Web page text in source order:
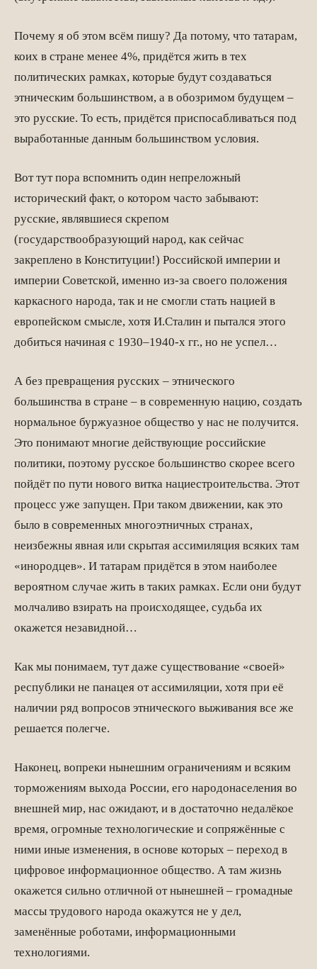
Почему я об этом всём пишу? Да потому, что татарам,
коих в стране менее 4%, придётся жить в тех
политических рамках, которые будут создаваться
этническим большинством, а в обозримом будущем –
это русские. То есть, придётся приспосабливаться под
выработанные данным большинством условия.
Вот тут пора вспомнить один непреложный
исторический факт, о котором часто забывают:
русские, являвшиеся скрепом
(государствообразующий народ, как сейчас
закреплено в Конституции!) Российской империи и
империи Советской, именно из-за своего положения
каркасного народа, так и не смогли стать нацией в
европейском смысле, хотя И.Сталин и пытался этого
добиться начиная с 1930–1940-х гг., но не успел…
А без превращения русских – этнического
большинства в стране – в современную нацию, создать
нормальное буржуазное общество у нас не получится.
Это понимают многие действующие российские
политики, поэтому русское большинство скорее всего
пойдёт по пути нового витка нациестроительства. Этот
процесс уже запущен. При таком движении, как это
было в современных многоэтничных странах,
неизбежны явная или скрытая ассимиляция всяких там
«инородцев». И татарам придётся в этом наиболее
вероятном случае жить в таких рамках. Если они будут
молчаливо взирать на происходящее, судьба их
окажется незавидной…
Как мы понимаем, тут даже существование «своей»
республики не панацея от ассимиляции, хотя при её
наличии ряд вопросов этнического выживания все же
решается полегче.
Наконец, вопреки нынешним ограничениям и всяким
торможениям выхода России, его народонаселения во
внешней мир, нас ожидают, и в достаточно недалёкое
время, огромные технологические и сопряжённые с
ними иные изменения, в основе которых – переход в
цифровое информационное общество. А там жизнь
окажется сильно отличной от нынешней – громадные
массы трудового народа окажутся не у дел,
заменённые роботами, информационными
технологиями.